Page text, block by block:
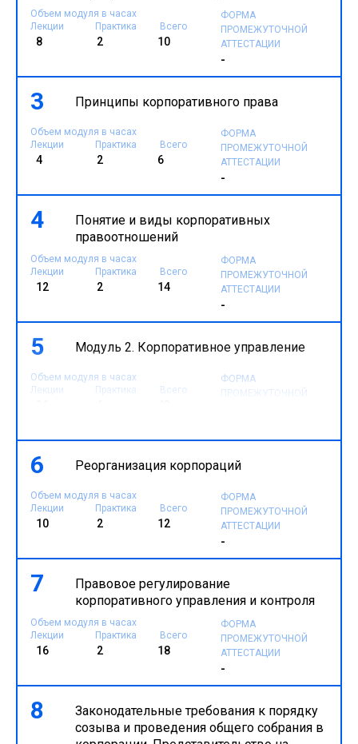
Объем модуля в часах
Лекции
Практика Всего
8 2 10
ФОРМА
ПРОМЕЖУТОЧНОЙ
АТТЕСТАЦИИ
-
3 Принципы корпоративного права
Объем модуля в часах
Лекции
Практика Всего
4 2 6
ФОРМА
ПРОМЕЖУТОЧНОЙ
АТТЕСТАЦИИ
-
4
Понятие и виды корпоративных
правоотношений
Объем модуля в часах
Лекции
Практика Всего
12 2 14
ФОРМА
ПРОМЕЖУТОЧНОЙ
АТТЕСТАЦИИ
-
5 Модуль 2. Корпоративное управление
Объем модуля в часах
Лекции
Практика Всего
ФОРМА
ПРОМЕЖУТОЧНОЙ
6 Реорганизация корпораций
Объем модуля в часах
Лекции
Практика Всего
10 2 12
ФОРМА
ПРОМЕЖУТОЧНОЙ
АТТЕСТАЦИИ
-
7
Правовое регулирование
корпоративного управления и контроля
Объем модуля в часах
Лекции
Практика Всего
16 2 18
ФОРМА
ПРОМЕЖУТОЧНОЙ
АТТЕСТАЦИИ
-
8
Законодательные требования к порядку
созыва и проведения общего собрания в